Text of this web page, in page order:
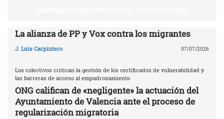
La alianza de PP y Vox contra los migrantes
J. Luis Carpintero 07/07/2026
Los colectivos critican la gestión de los certificados de vulnerabilidad y
las barreras de acceso al empadronamiento
ONG califican de «negligente» la actuación del
Ayuntamiento de Valencia ante el proceso de
regularización migratoria